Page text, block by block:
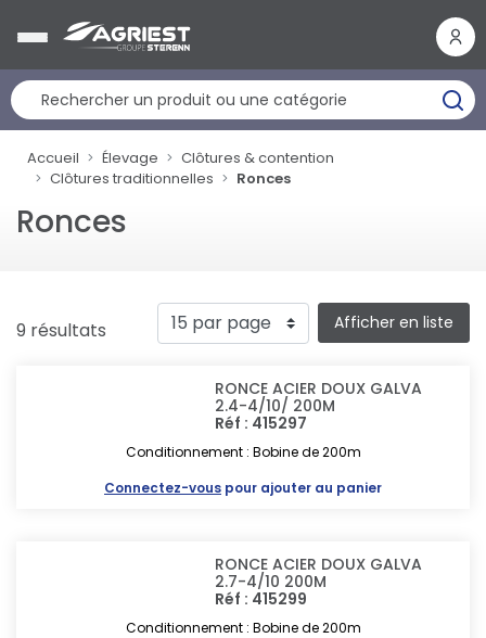
Accueil Élevage
Clôtures & contention
Clôtures traditionnelles
Ronces
Ronces
9 résultats Afficher en liste
RONCE ACIER DOUX GALVA
2.4-4/10/ 200M
Réf : 415297
Conditionnement : Bobine de 200m
Connectez-vous pour ajouter au panier
RONCE ACIER DOUX GALVA
2.7-4/10 200M
Réf : 415299
Conditionnement : Bobine de 200m